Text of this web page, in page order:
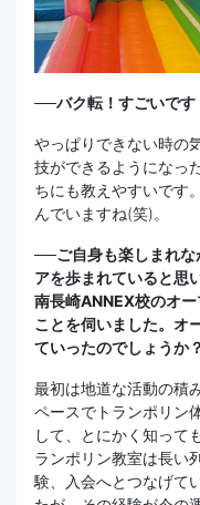
──バク転！すごいです
やっぱりできない時の
技ができるようになっ
ちにも教えやすいです
んでいますね(笑)。
──ご自身も楽しまれな
アを歩まれていると思
南長崎ANNEX校のオ
ことを伺いました。オ
ていったのでしょうか？
最初は地道な活動の積
ペースでトランポリン
して、とにかく知って
ランポリン教室は長い
験、入会へとつなげて